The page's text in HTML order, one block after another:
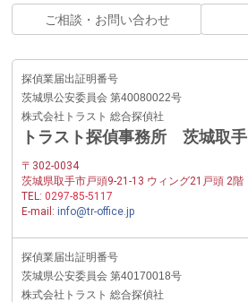
ご相談・お問い合わせ
探偵業届出証明番号
茨城県公安委員会 第40080022号
株式会社トラスト 総合探偵社
トラスト探偵事務所 茨城取手
〒302-0034
茨城県取手市戸頭9-21-13 ウィング21戸頭 2階
TEL:0297-85-5117
E-mail:info@tr-office.jp
探偵業届出証明番号
茨城県公安委員会 第40170018号
株式会社トラスト 総合探偵社